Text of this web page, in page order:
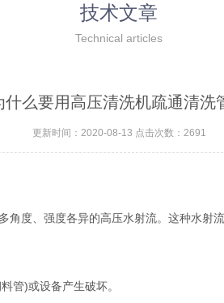
技术文章
Technical articles
什么要用高压清洗机疏通清洗
更新时间：2020-08-13 点击次数：2691
、强度各异的高压水射流。这种水射
管)或设备产生破坏。